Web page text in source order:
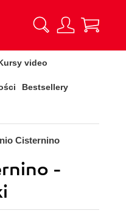
video
Bestsellery
Cisternino
-